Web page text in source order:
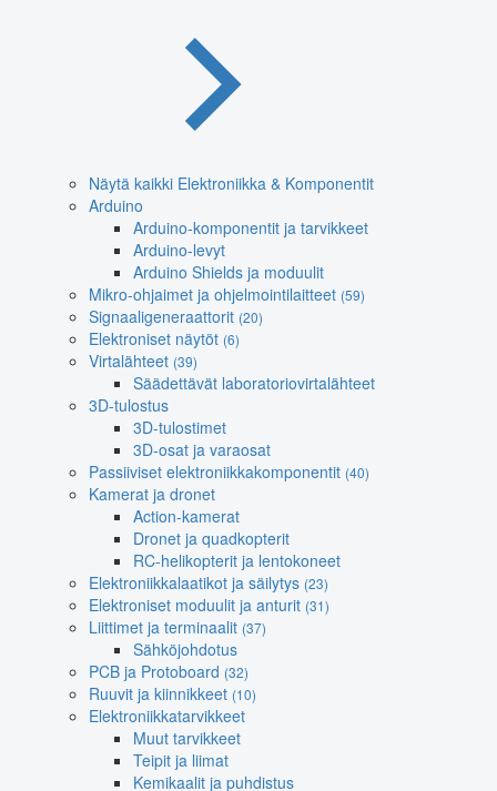
Näytä kaikki Elektroniikka & Komponentit
Arduino
Arduino-komponentit ja tarvikkeet
Arduino-levyt
Arduino Shields ja moduulit
Mikro-ohjaimet ja ohjelmointilaitteet (59)
Signaaligeneraattorit (20)
Elektroniset näytöt (6)
Virtalähteet (39)
Säädettävät laboratoriovirtalähteet
3D-tulostus
3D-tulostimet
3D-osat ja varaosat
Passiiviset elektroniikkakomponentit (40)
Kamerat ja dronet
Action-kamerat
Dronet ja quadkopterit
RC-helikopterit ja lentokoneet
Elektroniikkalaatikot ja säilytys (23)
Elektroniset moduulit ja anturit (31)
Liittimet ja terminaalit (37)
Sähköjohdotus
PCB ja Protoboard (32)
Ruuvit ja kiinnikkeet (10)
Elektroniikkatarvikkeet
Muut tarvikkeet
Teipit ja liimat
Kemikaalit ja puhdistus